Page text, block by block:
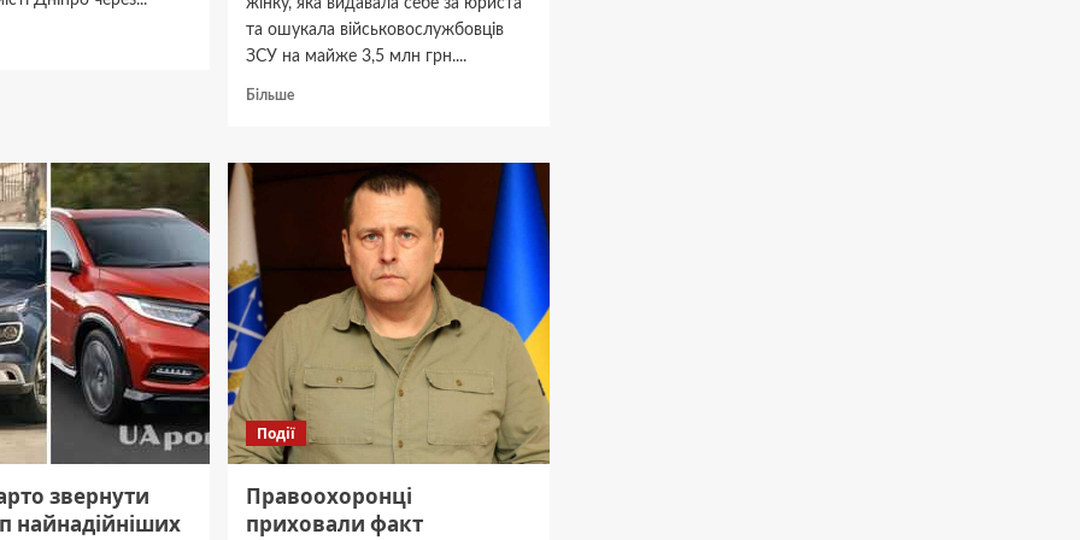
жінку, яка видавала себе за юриста
та ошукала військовослужбовців
ЗСУ на майже 3,5 млн грн....
БільшеДокладніше
Дніпропетровщині
судитимуть
видавала
ошукала
військових
ЗСУ
на
майже
млн
грн
звернути
найнадійніших
Події
Правоохоронці
приховали факт